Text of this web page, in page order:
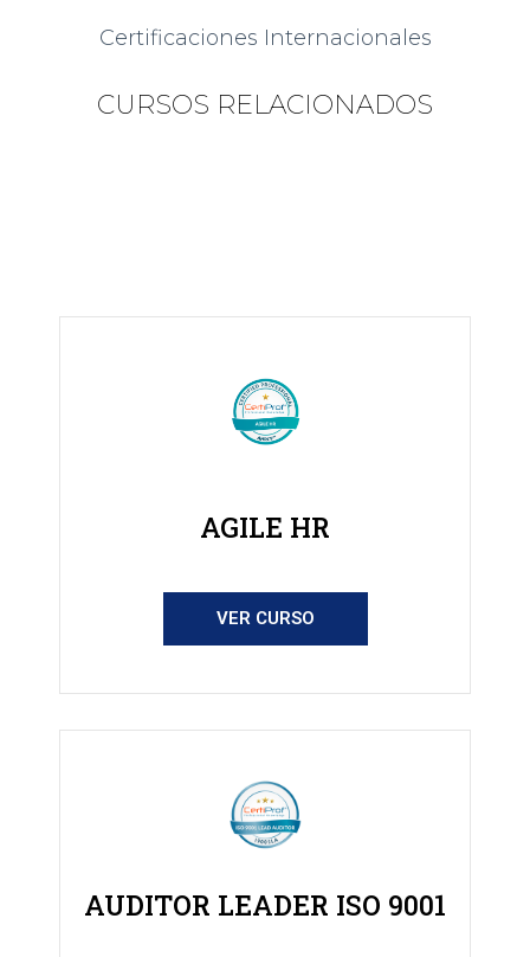
Certificaciones Internacionales
CURSOS RELACIONADOS
AGILE HR
VER CURSO
AUDITOR LEADER ISO 9001